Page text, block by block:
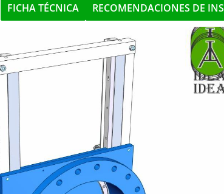
FICHA TÉCNICA RECOMENDACIONES DE